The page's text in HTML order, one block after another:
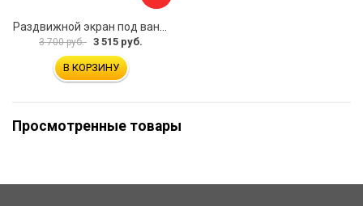
3 700 руб. 3 515 руб.
В КОРЗИНУ
Просмотренные товары